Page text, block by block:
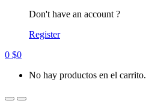
Don't have an account ?
Register
0 $0
No hay productos en el carrito.